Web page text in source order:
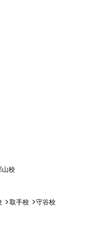
山校
取手校
守谷校